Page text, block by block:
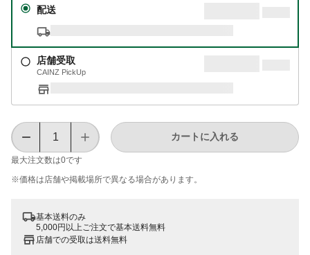
配送
店舗受取
CAINZ PickUp
最大注文数は0です
カートに入れる
※価格は​店舗や​掲載場所で​異なる​場合が​あります。
基本送料のみ
5,000円以上ご注文で基本送料無料
店舗での受取は送料無料